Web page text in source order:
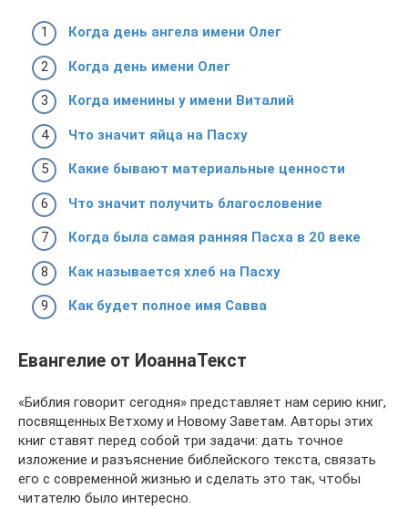
Когда день ангела имени Олег
Когда день имени Олег
Когда именины у имени Виталий
Что значит яйца на Пасху
Какие бывают материальные ценности
Что значит получить благословение
Когда была самая ранняя Пасха в 20 веке
Как называется хлеб на Пасху
Как будет полное имя Савва
Евангелие от ИоаннаТекст
«Библия говорит сегодня» представляет нам серию книг,
посвященных Ветхому и Новому Заветам. Авторы этих
книг ставят перед собой три задачи: дать точное
изложение и разъяснение библейского текста, связать
его с современной жизнью и сделать это так, чтобы
читателю было интересно.